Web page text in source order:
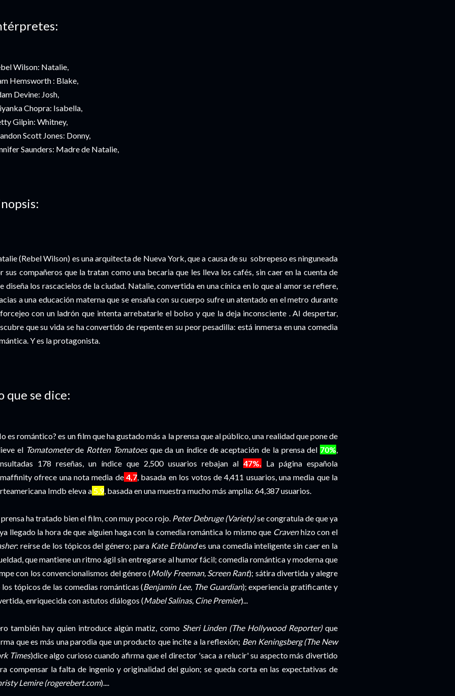
Wilson: Natalie,
Hemsworth : Blake,
Devine: Josh,
Chopra: Isabella,
Gilpin: Whitney,
Scott Jones: Donny,
Saunders: Madre de Natalie,
(Rebel Wilson) es una arquitecta de Nueva York, que a causa de su sobrepeso es ninguneada
sus compañeros que la tratan como una becaria que les lleva los cafés, sin caer en la cuenta de
diseña los rascacielos de la ciudad. Natalie, convertida en una cínica en lo que al amor se refiere,
a una educación materna que se ensaña con su cuerpo sufre un atentado en el metro durante
con un ladrón que intenta arrebatarle el bolso y que la deja inconsciente . Al despertar,
que su vida se ha convertido de repente en su peor pesadilla: está inmersa en una comedia
Y es la protagonista.
que se dice:
es romántico? es un film que ha gustado más a la prensa que al público, una realidad que pone de
el Tomatometerde Rotten Tomatoesque da un índice de aceptación de la prensa del 70%
178 reseñas, un índice que 2,500 usuarios rebajan al 47%.
La página española
ofrece una nota media de4,7 , basada en los votos de 4,411 usuarios, una media que la
Imdb eleva a 5,9, basada en una muestra mucho más amplia: 64,387 usuarios.
prensa ha tratado bien el film, con muy poco rojo. Peter Debruge (Variety)se congratula de que ya
llegado la hora de que alguien haga con la comedia romántica lo mismo que Cravenhizo con el
: reírse de los tópicos del género; para Kate Erblandes una comedia inteligente sin caer en la
que mantiene un ritmo ágil sin entregarse al humor fácil; comedia romántica y moderna que
con los convencionalismos del género (Molly Freeman, Screen Rant); sátira divertida y alegre
los tópicos de las comedias románticas (Benjamin Lee, The Guardian); experiencia gratificante y
enriquecida con astutos diálogos (Mabel Salinas, Cine Premier)...
también hay quien introduce algún matiz, como Sheri Linden (The Hollywood Reporter)que
que es más una parodia que un producto que incite a la reflexión; Ben Keningsberg (The New
Times)dice algo curioso cuando afirma que el director 'saca a relucir' su aspecto más divertido
compensar la falta de ingenio y originalidad del guion; se queda corta en las expectativas de
Lemire (rogerebert.com)....